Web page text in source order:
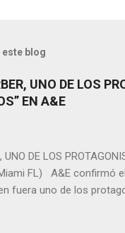
este blog
UNO DE LOS
EN A&E
UNO DE LOS
FL) A&E confirmó
fuera uno de los
la pérdida de un